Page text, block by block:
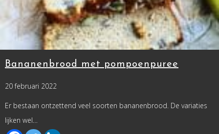
Bananenbrood met pompoenpuree
20 februari 2022
Er bestaan ontzettend veel soorten bananenbrood. De variaties
lijken wel…